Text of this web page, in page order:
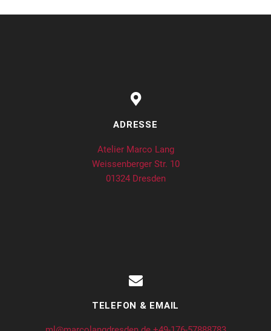
ADRESSE
Atelier Marco Lang
Weissenberger Str. 10
01324 Dresden
TELEFON & EMAIL